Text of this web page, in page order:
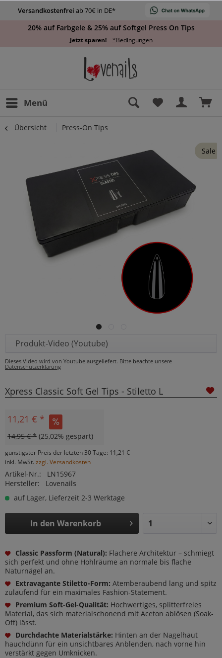
Versandkostenfrei ab 70€ in DE*
20% auf Farbgele & 25% auf Softgel Press On Tips
Jetzt sparen! *Bedingungen
Menü
Übersicht Press-On Tips
Sale
Produkt-Video (Youtube)
Dieses Video wird von Youtube ausgeliefert. Bitte beachte unsere
Datenschutzerklärung
Xpress Classic Soft Gel Tips - Stiletto L
11,21 € *
14,95 € * (25,02% gespart)
günstigster Preis der letzten 30 Tage: 11,21 €
inkl. MwSt. zzgl. Versandkosten
Artikel-Nr.:
LN15967
Hersteller:
Lovenails
auf Lager, Lieferzeit 2-3 Werktage
In den Warenkorb
Classic Passform (Natural): Flachere Architektur – schmiegt
sich perfekt und ohne Hohlräume an normale bis flache
Naturnägel an.
Extravagante Stiletto-Form: Atemberaubend lang und spitz
zulaufend für ein maximales Fashion-Statement.
Premium Soft-Gel-Qualität: Hochwertiges, splitterfreies
Material, das sich materialschonend mit Aceton ablösen (Soak-
Off) lässt.
Durchdachte Materialstärke: Hinten an der Nagelhaut
hauchdünn für ein unsichtbares Anblenden, nach vorne hin
verstärkt gegen Umknicken.